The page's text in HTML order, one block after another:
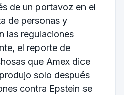
de un portavoz en el
de personas y
las regulaciones
el reporte de
que Amex dice
solo después
contra Epstein se